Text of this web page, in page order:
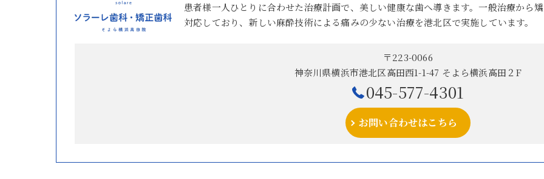
患者様一人ひとりに合わせた治療計画で、美しい健康な歯へ導きます。一般治療から
対応しており、新しい麻酔技術による痛みの少ない治療を港北区で実施しています。
〒223-0066
神奈川県横浜市港北区高田西1-1-47 そよら横浜高田２F
045-577-4301
お問い合わせはこちら